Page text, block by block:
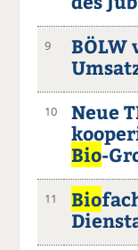
9
10
Neue
Bio-
11 Bio